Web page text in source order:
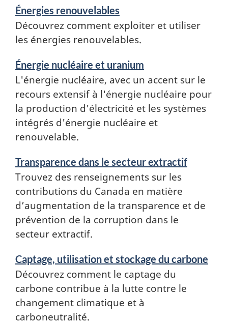
Énergies renouvelables
Découvrez comment exploiter et utiliser
les énergies renouvelables.
Énergie nucléaire et uranium
L'énergie nucléaire, avec un accent sur le
recours extensif à l'énergie nucléaire pour
la production d'électricité et les systèmes
intégrés d'énergie nucléaire et
renouvelable.
Transparence dans le secteur extractif
Trouvez des renseignements sur les
contributions du Canada en matière
d’augmentation de la transparence et de
prévention de la corruption dans le
secteur extractif.
Captage, utilisation et stockage du carbone
Découvrez comment le captage du
carbone contribue à la lutte contre le
changement climatique et à
carboneutralité.